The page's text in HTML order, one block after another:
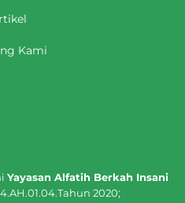
Kami
Yayasan Alfatih Berkah Insani
2020;